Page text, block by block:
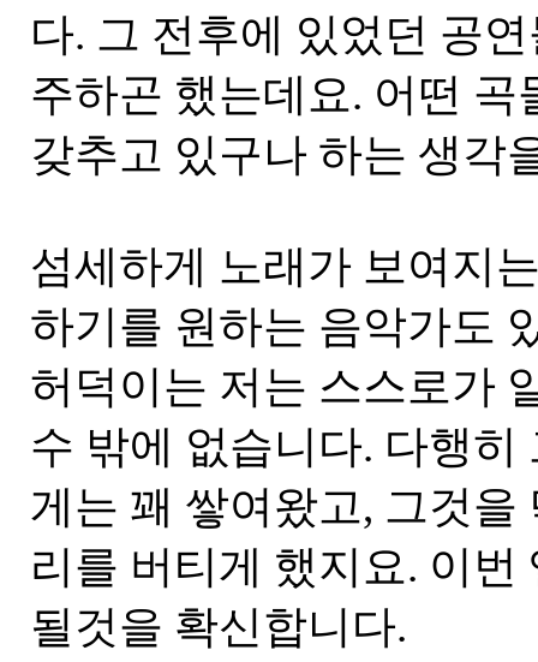
다. 그 전후에 있었던 공
주하곤 했는데요. 어떤
갖추고 있구나 하는 생각
섬세하게 노래가 보여지
하기를 원하는 음악가도
허덕이는 저는 스스로가
수 밖에 없습니다. 다행
게는 꽤 쌓여왔고, 그것
리를 버티게 했지요. 이
될것을 확신합니다.